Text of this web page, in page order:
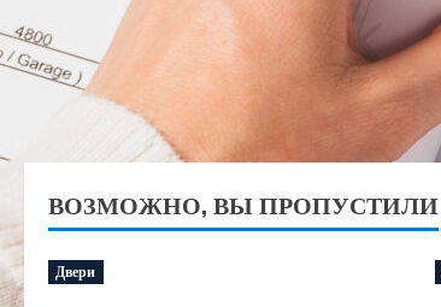
ВОЗМОЖНО, ВЫ ПРОПУСТИЛИ
Двери